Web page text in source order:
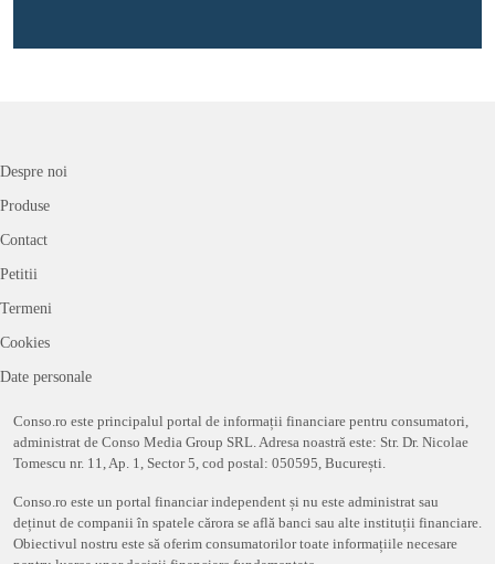
Despre noi
Produse
Contact
Petitii
Termeni
Cookies
Date personale
Conso.ro este principalul portal de informații financiare pentru consumatori,
administrat de Conso Media Group SRL. Adresa noastră este: Str. Dr. Nicolae
Tomescu nr. 11, Ap. 1, Sector 5, cod postal: 050595, București.
Conso.ro este un portal financiar independent și nu este administrat sau
deținut de companii în spatele cărora se află banci sau alte instituții financiare.
Obiectivul nostru este să oferim consumatorilor toate informațiile necesare